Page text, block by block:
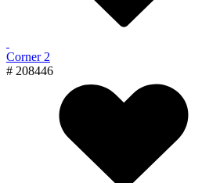
Corner 2
# 208446